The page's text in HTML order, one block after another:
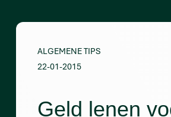
ALGEMENE TIPS
22-01-2015
Geld lenen